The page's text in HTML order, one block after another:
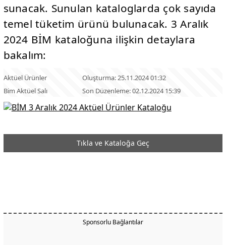
sunacak. Sunulan kataloglarda çok sayıda
temel tüketim ürünü bulunacak. 3 Aralık
2024 BİM kataloğuna ilişkin detaylara
bakalım:
Aktüel Ürünler
Bim Aktüel Salı
Oluşturma: 25.11.2024 01:32
Son Düzenleme: 02.12.2024 15:39
Tıkla ve Kataloğa Geç
Sponsorlu Bağlantılar